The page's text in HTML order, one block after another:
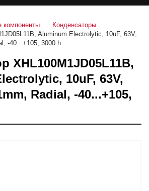
компоненты
Конденсаторы
Aluminum Electrolytic, 10uF, 63V,
-40...+105, 3000 h
XHL100M1JD05L11B,
10uF, 63V,
Radial, -40...+105,